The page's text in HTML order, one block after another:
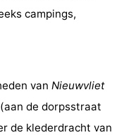
campings,
van Nieuwvliet
de dorpsstraat
de klederdracht van